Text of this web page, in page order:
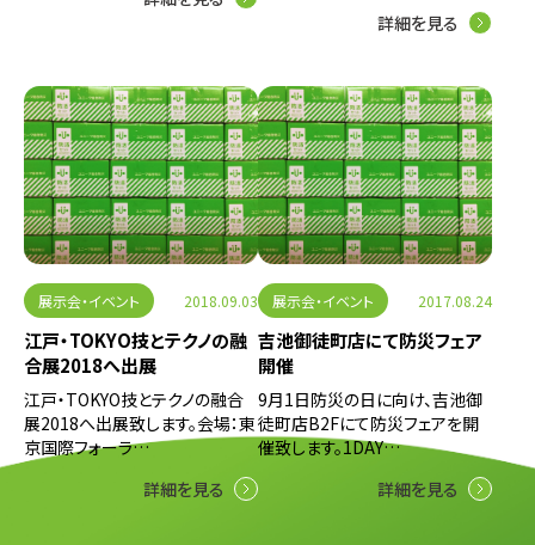
詳細を見る
展示会・イベント 2018.09.03
江戸・TOKYO技とテクノの融
合展2018へ出展
江戸・TOKYO技とテクノの融合
展2018へ出展致します。会場：東
京国際フォーラ…
詳細を見る
展示会・イベント 2017.08.24
吉池御徒町店にて防災フェア
開催
9月1日防災の日に向け、吉池御
徒町店B2Fにて防災フェアを開
催致します。1DAY…
詳細を見る